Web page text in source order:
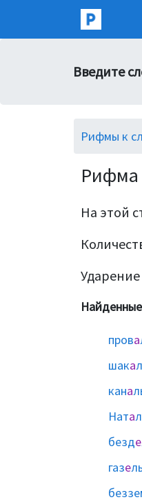
Введите
Рифмы к
Рифма
На этой
Ударение
прова
шака
кана
Ната
безде
газе